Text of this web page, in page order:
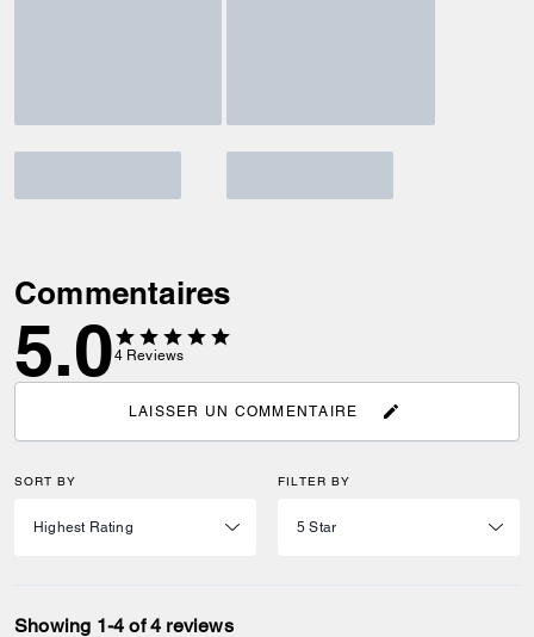
Commentaires
5.04 Reviews
LAISSER UN COMMENTAIRE
SORT BY FILTER BY
Showing 1-4 of 4 reviews